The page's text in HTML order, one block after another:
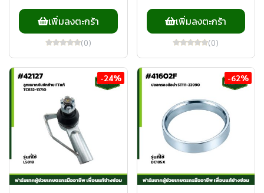
เพิ่มลงตะกร้า
(0)
เพิ่มลงตะกร้า
(0)
-24% -62%